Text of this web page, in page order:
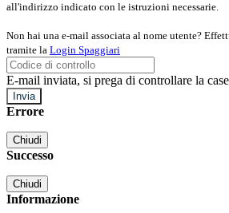
all'indirizzo indicato con le istruzioni necessarie.
Non hai una e-mail associata al nome utente?
tramite la Login Spaggiari
E-mail inviata, si prega di controllare la
Errore
Chiudi
Successo
Chiudi
Informazione